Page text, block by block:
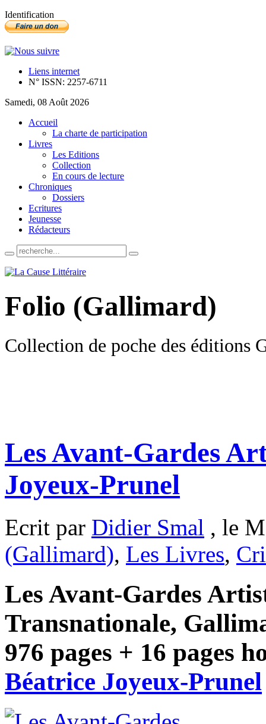
Identification
Liens internet
N° ISSN: 2257-6711
Samedi, 08 Août 2026
Accueil
La charte de participation
Livres
Les Editions
Collection
En cours de lecture
Chroniques
Dossiers
Ecritures
Jeunesse
Rédacteurs
Folio (Gallimard)
Collection de poche des éditions
Les Avant-Gardes
Joyeux-Prunel
Ecrit par Didier Smal , le
(Gallimard), Les Livres,
Les Avant-Gardes
Transnationale,
976 pages + 16 pages
Béatrice Joyeux-Prunel